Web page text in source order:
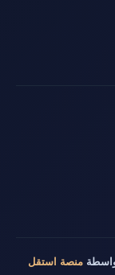
منصة استقل